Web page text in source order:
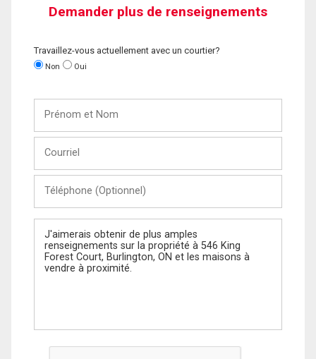
Demander plus de renseignements
Travaillez-vous actuellement avec un courtier?
Non Oui
Nom
(Optionnel)
Message